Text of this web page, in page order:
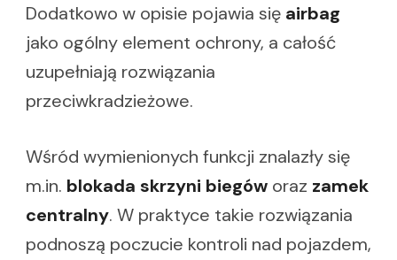
Dodatkowo w opisie pojawia się airbag
jako ogólny element ochrony, a całość
uzupełniają rozwiązania
przeciwkradzieżowe.
Wśród wymienionych funkcji znalazły się
m.in. blokada skrzyni biegów oraz zamek
centralny. W praktyce takie rozwiązania
podnoszą poczucie kontroli nad pojazdem,